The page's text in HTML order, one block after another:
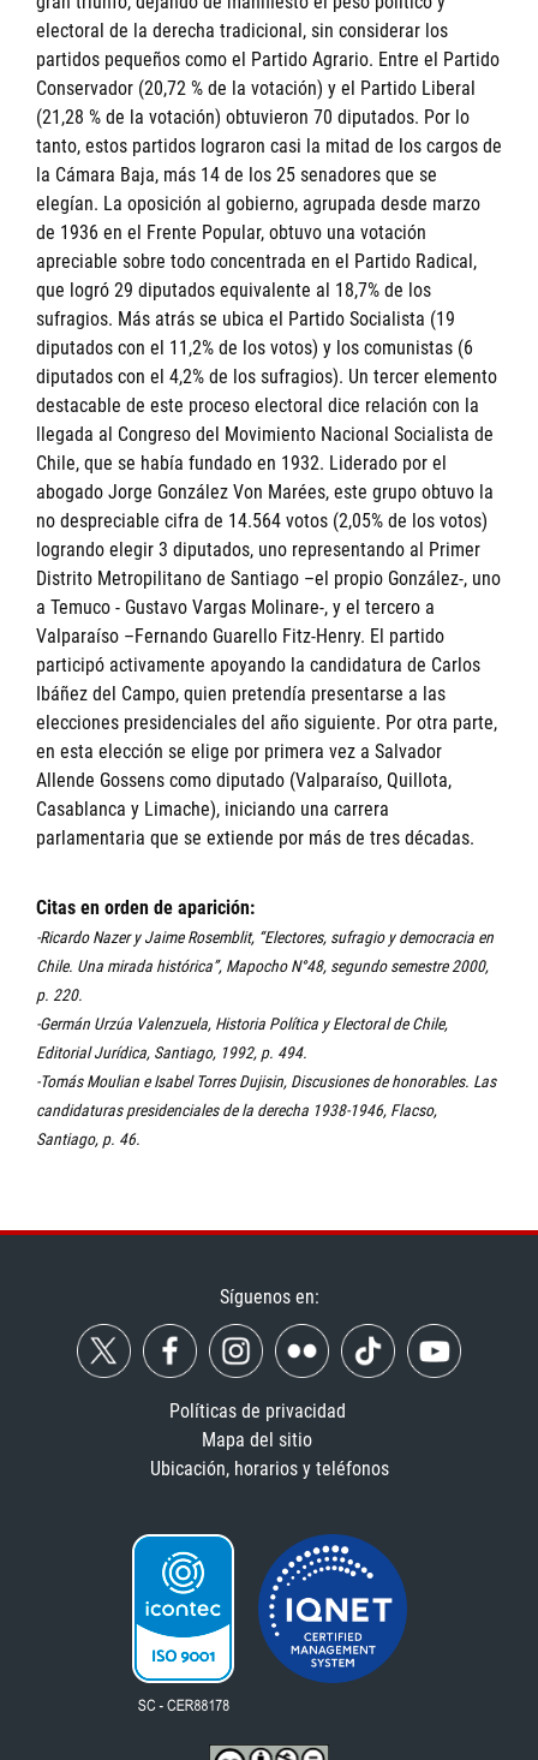
electoral de la derecha tradicional, sin considerar los
partidos pequeños como el Partido Agrario. Entre el Partido
Conservador (20,72 % de la votación) y el Partido Liberal
(21,28 % de la votación) obtuvieron 70 diputados. Por lo
tanto, estos partidos lograron casi la mitad de los cargos de
la Cámara Baja, más 14 de los 25 senadores que se
elegían. La oposición al gobierno, agrupada desde marzo
de 1936 en el Frente Popular, obtuvo una votación
apreciable sobre todo concentrada en el Partido Radical,
que logró 29 diputados equivalente al 18,7% de los
sufragios. Más atrás se ubica el Partido Socialista (19
diputados con el 11,2% de los votos) y los comunistas (6
diputados con el 4,2% de los sufragios). Un tercer elemento
destacable de este proceso electoral dice relación con la
llegada al Congreso del Movimiento Nacional Socialista de
Chile, que se había fundado en 1932. Liderado por el
abogado Jorge González Von Marées, este grupo obtuvo la
no despreciable cifra de 14.564 votos (2,05% de los votos)
logrando elegir 3 diputados, uno representando al Primer
Distrito Metropilitano de Santiago –el propio González-, uno
a Temuco - Gustavo Vargas Molinare-, y el tercero a
Valparaíso –Fernando Guarello Fitz-Henry. El partido
participó activamente apoyando la candidatura de Carlos
Ibáñez del Campo, quien pretendía presentarse a las
elecciones presidenciales del año siguiente. Por otra parte,
en esta elección se elige por primera vez a Salvador
Allende Gossens como diputado (Valparaíso, Quillota,
Casablanca y Limache), iniciando una carrera
parlamentaria que se extiende por más de tres décadas.
Citas en orden de aparición:
-Ricardo Nazer y Jaime Rosemblit, “Electores, sufragio y democracia en
Chile. Una mirada histórica”, Mapocho N°48, segundo semestre 2000,
p. 220.
-Germán Urzúa Valenzuela, Historia Política y Electoral de Chile,
Editorial Jurídica, Santiago, 1992, p. 494.
-Tomás Moulian e Isabel Torres Dujisin, Discusiones de honorables. Las
candidaturas presidenciales de la derecha 1938-1946, Flacso,
Santiago, p. 46.
Síguenos en:
Políticas de privacidad
Mapa del sitio
Ubicación, horarios y teléfonos